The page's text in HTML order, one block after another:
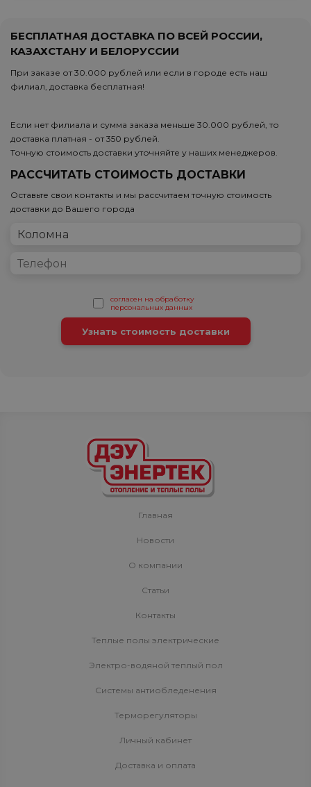
БЕСПЛАТНАЯ ДОСТАВКА ПО ВСЕЙ РОССИИ,
КАЗАХСТАНУ И БЕЛОРУССИИ
При заказе от 30.000 рублей или если в городе есть наш
филиал, доставка бесплатная!
Если нет филиала и сумма заказа меньше 30.000 рублей, то
доставка платная - от 350 рублей.
Точную стоимость доставки уточняйте у наших менеджеров.
РАССЧИТАТЬ СТОИМОСТЬ ДОСТАВКИ
Оставьте свои контакты и мы рассчитаем точную стоимость
доставки до Вашего города
согласен на обработку
персональных данных
Главная
Новости
О компании
Статьи
Контакты
Теплые полы электрические
Электро-водяной теплый пол
Системы антиобледенения
Терморегуляторы
Личный кабинет
Доставка и оплата